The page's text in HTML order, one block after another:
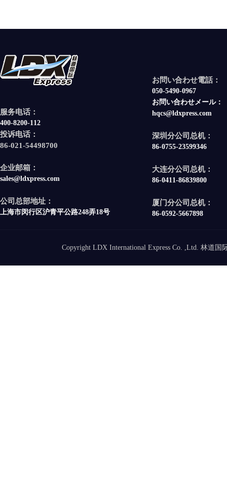
服务电话：
400-8200-112
投诉电话：
86-021-54498700
企业邮箱：
sales@ldxpress.com
公司总部地址：
上海市闵行区沪青平公路248弄18号
お問い合わせ電話：
050-5490-0967
お問い合わせメール：
hqcs@ldxpress.com
深圳分公司总机：
86-0755-23599346
大连分公司总机：
86-0411-86839800
厦门分公司总机：
86-0592-5667898
Copyright LDX International Express Co. ,Ltd. 林道国